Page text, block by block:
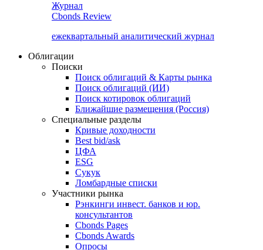
Cbonds Review
ежеквартальный аналитический журнал
Облигации
Поиски
Поиск облигаций & Карты рынка
Поиск облигаций (ИИ)
Поиск котировок облигаций
Ближайшие размещения (Россия)
Специальные разделы
Кривые доходности
Best bid/ask
ЦФА
ESG
Сукук
Ломбардные списки
Участники рынка
Рэнкинги инвест. банков и юр.